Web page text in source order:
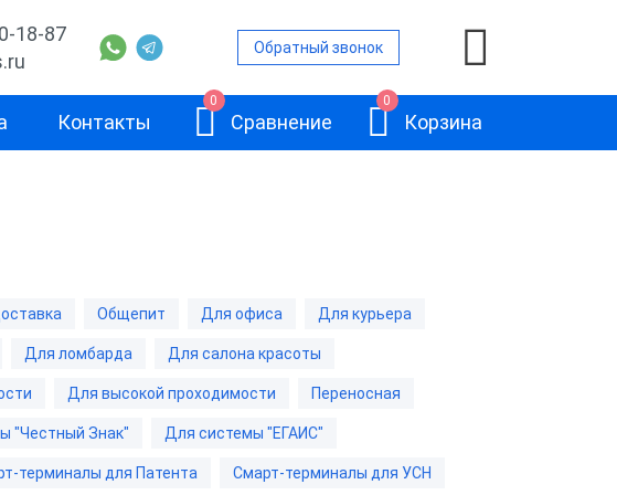
18-87
Обратный звонок
Контакты
0
Сравнение
0
Корзина
проходимости
Для средней
проходимости
Для высокой
Общепит Для офиса Для курьера
Для ломбарда Для салона красоты
Для высокой проходимости Переносная
"Честный Знак" Для системы "ЕГАИС"
терминалы для Патента Смарт-терминалы для УСН